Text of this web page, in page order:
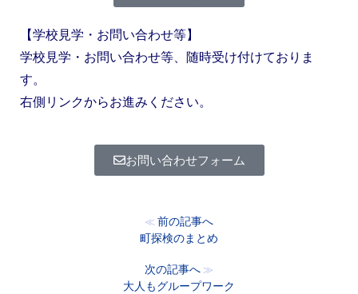
【学校見学・お問い合わせ等】
学校見学・お問い合わせ等、随時受け付けておりま
す。
右側リンクからお進みください。
お問い合わせフォーム
≪ 前の記事へ
町探検のまとめ
次の記事へ ≫
大人もグループワーク